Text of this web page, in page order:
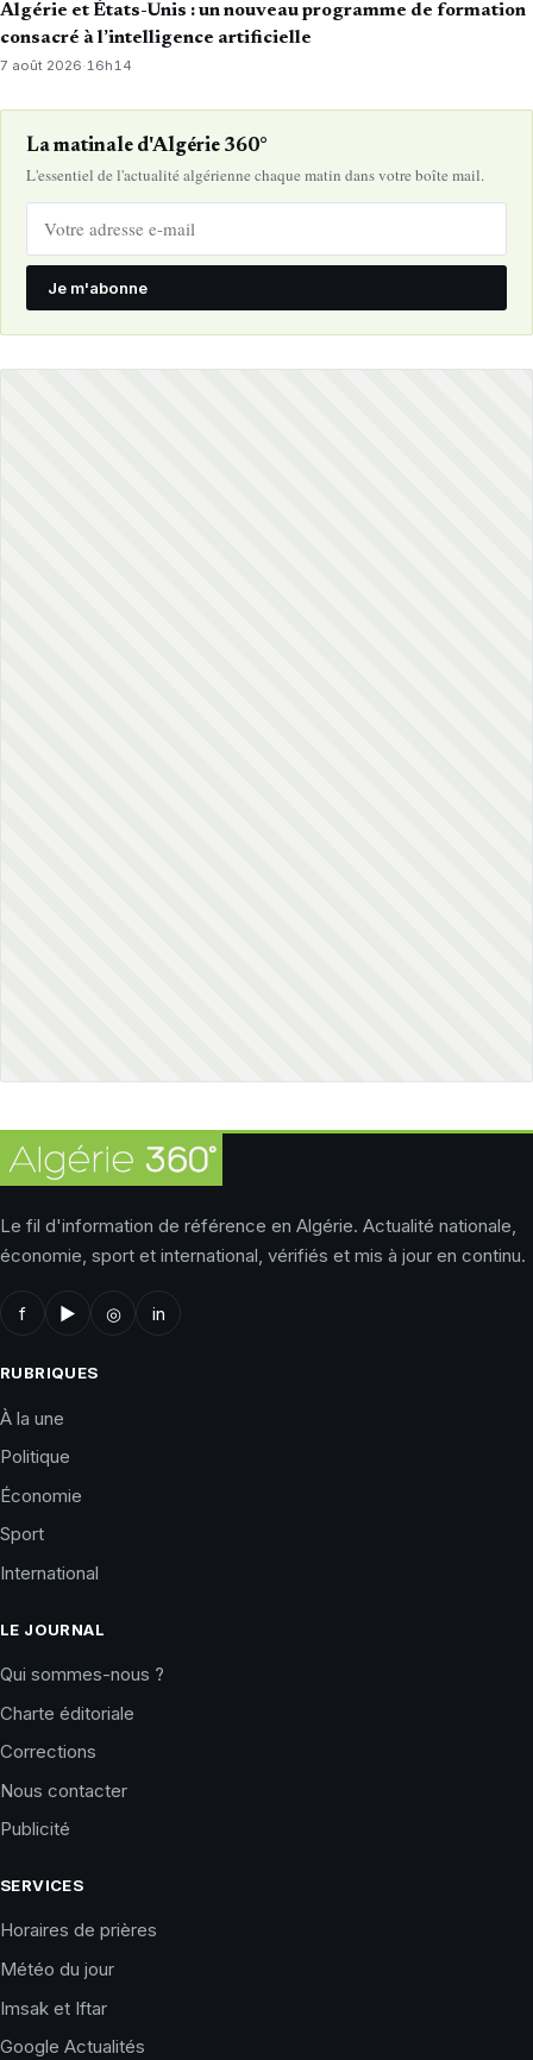
Algérie et États-Unis : un nouveau programme de formation
consacré à l’intelligence artificielle
7 août 2026·16h14
La matinale d'Algérie 360°
L'essentiel de l'actualité algérienne chaque matin dans votre boîte mail.
Je m'abonne
Le fil d'information de référence en Algérie. Actualité nationale,
économie, sport et international, vérifiés et mis à jour en continu.
f ▶ ◎ in
RUBRIQUES
À la une
Politique
Économie
Sport
International
LE JOURNAL
Qui sommes-nous ?
Charte éditoriale
Corrections
Nous contacter
Publicité
SERVICES
Horaires de prières
Météo du jour
Imsak et Iftar
Google Actualités